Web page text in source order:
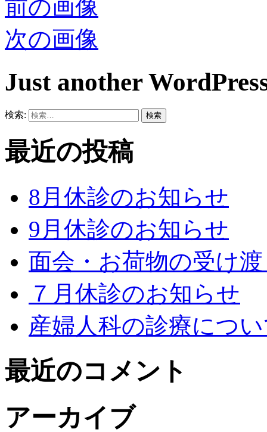
前の画像
次の画像
Just another
検索:
最近の投稿
8月休診のお知らせ
9月休診のお知らせ
面会・お荷物の受け
７月休診のお知らせ
産婦人科の診療につ
最近のコメント
アーカイブ